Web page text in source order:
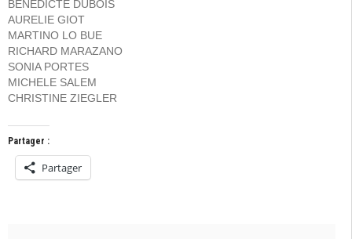
BENEDICTE DUBOIS
AURELIE GIOT
MARTINO LO BUE
RICHARD MARAZANO
SONIA PORTES
MICHELE SALEM
CHRISTINE ZIEGLER
Partager :
Partager